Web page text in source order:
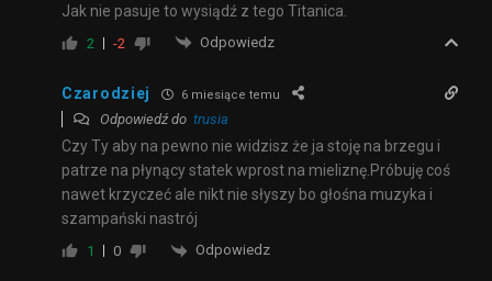
Jak nie pasuje to wysiądź z tego Titanica.
2 -2 Odpowiedz
Czarodziej 6 miesiące temu
Odpowiedź do trusia
Czy Ty aby na pewno nie widzisz że ja stoję na brzegu i
patrze na płynący statek wprost na mieliznę.Próbuję coś
nawet krzyczeć ale nikt nie słyszy bo głośna muzyka i
szampański nastrój
1 0 Odpowiedz